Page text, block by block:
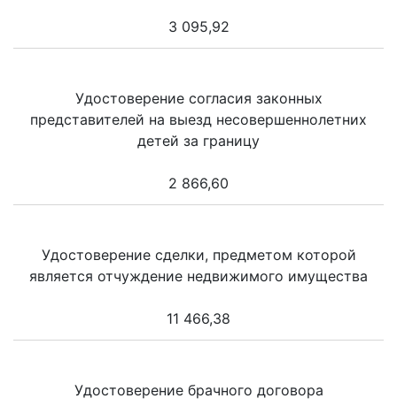
3 095,92
Удостоверение согласия законных
представителей на выезд несовершеннолетних
детей за границу
2 866,60
Удостоверение сделки, предметом которой
является отчуждение недвижимого имущества
11 466,38
Удостоверение брачного договора